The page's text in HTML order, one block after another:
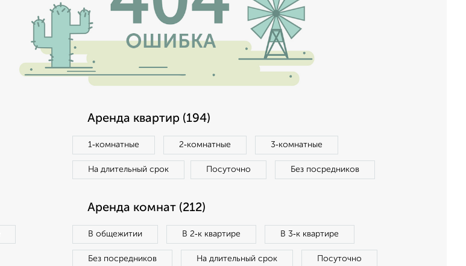
Аренда квартир (194)
1‑комнатные 2‑комнатные 3‑комнатные
На длительный срок Посуточно Без посредников
Аренда комнат (212)
В общежитии В 2‑к квартире В 3‑к квартире
Без посредников На длительный срок Посуточно